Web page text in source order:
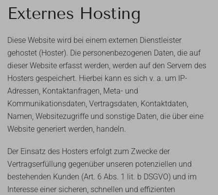
Externes Hosting
Diese Website wird bei einem externen Dienstleister
gehostet (Hoster). Die personenbezogenen Daten, die auf
dieser Website erfasst werden, werden auf den Servern des
Hosters gespeichert. Hierbei kann es sich v. a. um IP-
Adressen, Kontaktanfragen, Meta- und
Kommunikationsdaten, Vertragsdaten, Kontaktdaten,
Namen, Websitezugriffe und sonstige Daten, die über eine
Website generiert werden, handeln.
Der Einsatz des Hosters erfolgt zum Zwecke der
Vertragserfüllung gegenüber unseren potenziellen und
bestehenden Kunden (Art. 6 Abs. 1 lit. b DSGVO) und im
Interesse einer sicheren, schnellen und effizienten